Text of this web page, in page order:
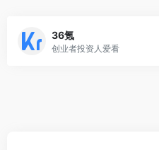
36氪
创业者投资人爱看